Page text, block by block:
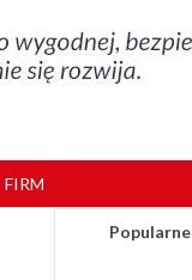
Popularne